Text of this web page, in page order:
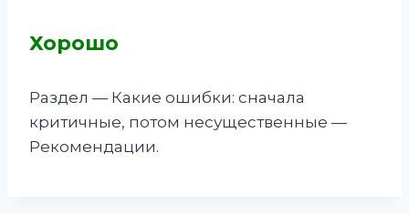
Хорошо
Раздел — Какие ошибки: сначала
критичные, потом несущественные —
Рекомендации.